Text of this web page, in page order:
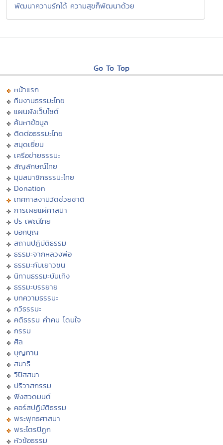
พัฒนาความรักได้ ความสุขก็พัฒนาด้วย
Go To Top
หน้าแรก
ทีมงานธรรมะไทย
แผนผังเว็บไซต์
ค้นหาข้อมูล
ติดต่อธรรมะไทย
สมุดเยี่ยม
เครือข่ายธรรมะ
สัญลักษณ์ไทย
มุมสมาชิกธรรมะไทย
Donation
เทศกาลงานวัดช่วยชาติ
การเผยแผ่ศาสนา
ประเพณีไทย
บอกบุญ
สถานปฏิบัติธรรม
ธรรมะจากหลวงพ่อ
ธรรมะกับเยาวชน
นิทานธรรมะบันเทิง
ธรรมะบรรยาย
บทความธรรมะ
กวีธรรมะ
คติธรรม คำคม โดนใจ
กรรม
ศีล
บุญทาน
สมาธิ
วิปัสสนา
ปริวาสกรรม
ฟังสวดมนต์
คอร์สปฏิบัติธรรม
พระพุทธศาสนา
พระไตรปิฏก
หัวข้อธรรม